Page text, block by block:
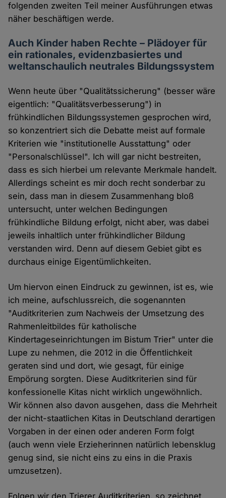
folgenden zweiten Teil meiner Ausführungen etwas
näher beschäftigen werde.
Auch Kinder haben Rechte – Plädoyer für
ein rationales, evidenzbasiertes und
weltanschaulich neutrales Bildungssystem
Wenn heute über "Qualitätssicherung" (besser wäre
eigentlich: "Qualitätsverbesserung") in
frühkindlichen Bildungssystemen gesprochen wird,
so konzentriert sich die Debatte meist auf formale
Kriterien wie "institutionelle Ausstattung" oder
"Personalschlüssel". Ich will gar nicht bestreiten,
dass es sich hierbei um relevante Merkmale handelt.
Allerdings scheint es mir doch recht sonderbar zu
sein, dass man in diesem Zusammenhang bloß
untersucht, unter welchen Bedingungen
frühkindliche Bildung erfolgt, nicht aber, was dabei
jeweils inhaltlich unter frühkindlicher Bildung
verstanden wird. Denn auf diesem Gebiet gibt es
durchaus einige Eigentümlichkeiten.
Um hiervon einen Eindruck zu gewinnen, ist es, wie
ich meine, aufschlussreich, die sogenannten
"Auditkriterien zum Nachweis der Umsetzung des
Rahmenleitbildes für katholische
Kindertageseinrichtungen im Bistum Trier" unter die
Lupe zu nehmen, die 2012 in die Öffentlichkeit
geraten sind und dort, wie gesagt, für einige
Empörung sorgten. Diese Auditkriterien sind für
konfessionelle Kitas nicht wirklich ungewöhnlich.
Wir können also davon ausgehen, dass die Mehrheit
der nicht-staatlichen Kitas in Deutschland derartigen
Vorgaben in der einen oder anderen Form folgt
(auch wenn viele Erzieherinnen natürlich lebensklug
genug sind, sie nicht eins zu eins in die Praxis
umzusetzen).